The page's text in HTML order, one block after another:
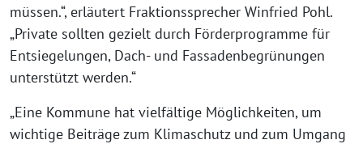
müssen.“, erläutert Fraktionssprecher Winfried Pohl.
„Private sollten gezielt durch Förderprogramme für
Entsiegelungen, Dach- und Fassadenbegrünungen
unterstützt werden.“
„Eine Kommune hat vielfältige Möglichkeiten, um
wichtige Beiträge zum Klimaschutz und zum Umgang